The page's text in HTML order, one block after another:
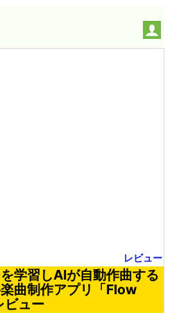
レビュー
学習しAIが自動作曲する
曲制作アプリ「Flow
ュー